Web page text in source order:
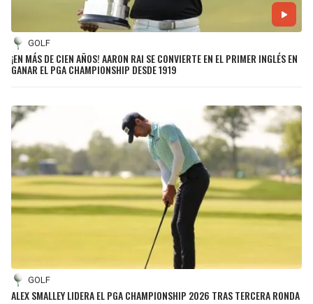
GOLF
¡EN MÁS DE CIEN AÑOS! AARON RAI SE CONVIERTE EN EL PRIMER INGLÉS EN
GANAR EL PGA CHAMPIONSHIP DESDE 1919
GOLF
ALEX SMALLEY LIDERA EL PGA CHAMPIONSHIP 2026 TRAS TERCERA RONDA